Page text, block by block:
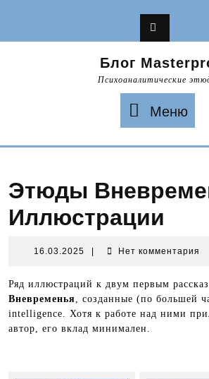
Блог
Психоаналитические
Меню
Этюды
Иллюстрации
16.03.2025 16.03.2025Нет комментария
Ряд иллюстраций к двум первым
Вневременья, созданные (по большей
intelligence. Хотя к работе над ними
автор, его вклад минимален.